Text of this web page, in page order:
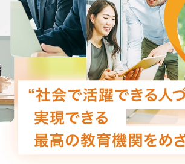
ニューストップ
ニュースリリース
IRニュー
メディア掲載
ウィザスの理念
事業情報
事業情報トップ
高校・大学事業
カンパニー
学習塾事
カンパニー
キャリア支援事業
カンパニ
企業情報